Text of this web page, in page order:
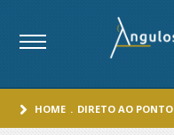
HOME . DIRETO AO PONTO